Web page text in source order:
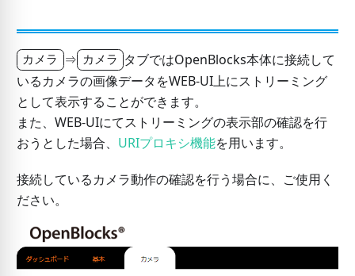
カメラ ⇒ カメラ
タブではOpenBlocks本体に接続して
いるカメラの画像データをWEB-UI上にストリーミング
として表示することができます。
また、WEB-UIにてストリーミングの表示部の確認を行
おうとした場合、 URIプロキシ機能を用います。
接続しているカメラ動作の確認を行う場合に、ご使用く
ださい。